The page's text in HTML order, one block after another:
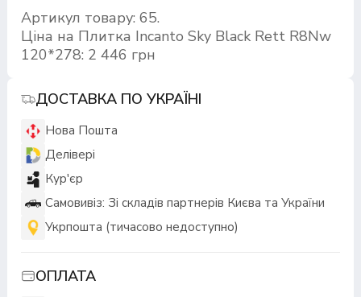
Артикул товару: 65.
Ціна на Плитка Incanto Sky Black Rett R8Nw
120*278: 2 446 грн
ДОСТАВКА ПО УКРАЇНІ
Нова Пошта
Делівері
Кур'єр
Самовивіз: Зі складів партнерів Києва та України
Укрпошта (тичасово недоступно)
ОПЛАТА